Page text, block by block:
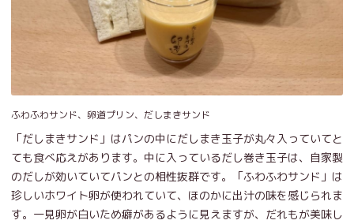
ふわふわサンド、卵道プリン、だしまきサンド
「だしまきサンド」はパンの中にだしまき玉子が丸々入っていてと
ても食べ応えがあります。中に入っているだし巻き玉子は、自家製
のだしが効いていてパンとの相性抜群です。「ふわふわサンド」は
珍しいホワイト卵が使われていて、ほのかに出汁の味を感じられま
す。一見卵が白いため癖があるように見えますが、だれもが美味し